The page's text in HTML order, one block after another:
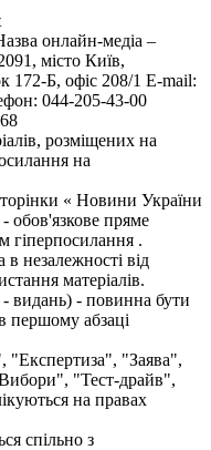
онлайн-медіа –
місто Київ,
Б, офіс 208/1 E-mail:
044-205-43-00
розміщених на
на
« Новини України
- обов'язкове пряме
гіперпосилання .
незалежності від
матеріалів.
- видань) - повинна бути
першому абзаці
"Заява",
"Тест-драйв",
на правах
спільно з